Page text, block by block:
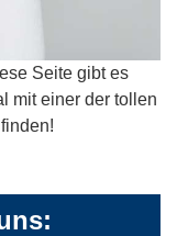
Seite gibt es
mit einer der tollen